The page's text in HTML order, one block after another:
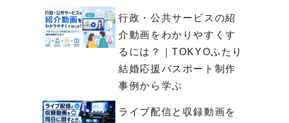
行政・公共サービスの紹
介動画をわかりやすくす
るには？｜TOKYOふたり
結婚応援パスポート制作
事例から学ぶ
ライブ配信と収録動画を